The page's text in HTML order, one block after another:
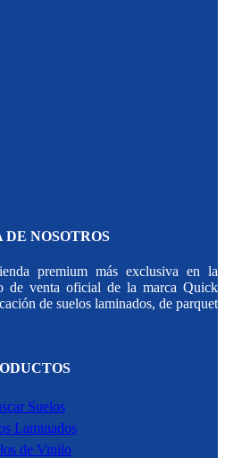
DE NOSOTROS
premium más exclusiva en la
de venta oficial de la marca Quick
de suelos laminados, de parquet
Suelos
Laminados
de Vinilo